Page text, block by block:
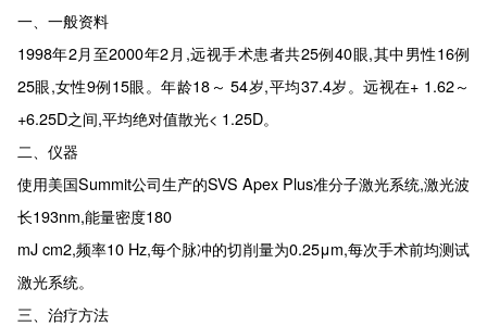
一、一般资料
1998年2月至2000年2月,远视手术患者共25例40眼,其中男性16例
25眼,女性9例15眼。年龄18～ 54岁,平均37.4岁。远视在+ 1.62～
+6.25D之间,平均绝对值散光< 1.25D。
二、仪器
使用美国Summit公司生产的SVS Apex Plus准分子激光系统,激光波
长193nm,能量密度180
mJ cm2,频率10 Hz,每个脉冲的切削量为0.25μm,每次手术前均测试
激光系统。
三、治疗方法